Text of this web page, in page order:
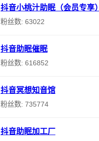
抖音小桃汁助眠（会员专享）
粉丝数: 63022
抖音助眠催眠
粉丝数: 616852
抖音冥想知音馆
粉丝数: 735774
抖音助眠加工厂